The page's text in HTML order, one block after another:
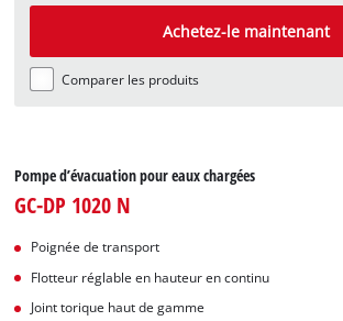
Achetez-le maintenant
Comparer les produits
Pompe d’évacuation pour eaux chargées
GC-DP 1020 N
Poignée de transport
Flotteur réglable en hauteur en continu
Joint torique haut de gamme